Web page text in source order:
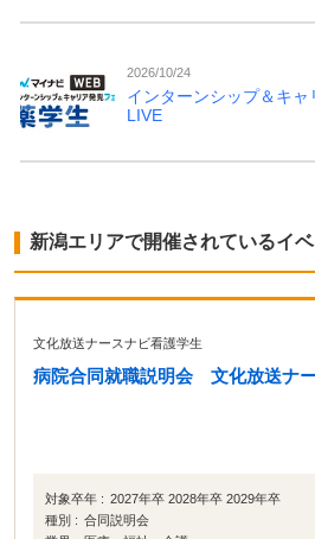
2026/10/24
インターンシップ＆キ
LIVE
新潟エリアで開催されているイベ
文化放送ナースナビ看護学生
病院合同就職説明会 文化放送ナ
対象卒年 : 2027年卒 2028年卒 2029年卒
種別 : 合同説明会